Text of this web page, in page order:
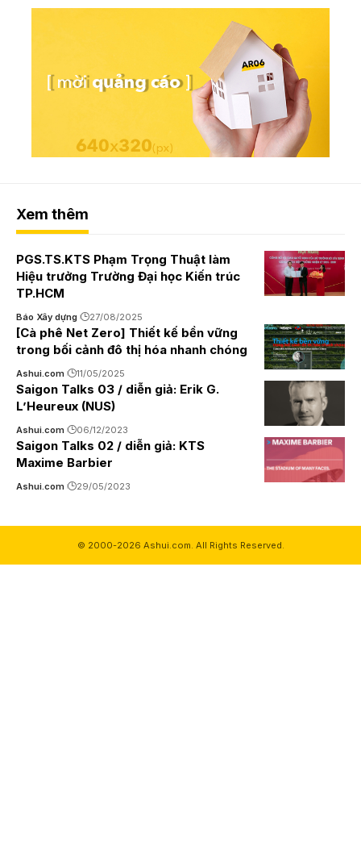
Xem thêm
PGS.TS.KTS Phạm Trọng Thuật làm
Hiệu trưởng Trường Đại học Kiến trúc
TP.HCM
Báo Xây dựng 27/08/2025
[Cà phê Net Zero] Thiết kế bền vững
trong bối cảnh đô thị hóa nhanh chóng
Ashui.com 11/05/2025
Saigon Talks 03 / diễn giả: Erik G.
L’Heureux (NUS)
Ashui.com 06/12/2023
Saigon Talks 02 / diễn giả: KTS
Maxime Barbier
Ashui.com 29/05/2023
© 2000-2026 Ashui.com. All Rights Reserved.